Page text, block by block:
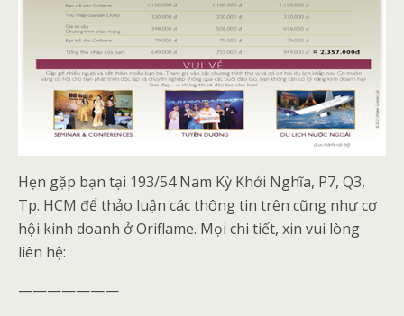
Hẹn gặp bạn tại 193/54 Nam Kỳ Khởi Nghĩa, P7, Q3,
Tp. HCM để thảo luận các thông tin trên cũng như cơ
hội kinh doanh ở Oriflame. Mọi chi tiết, xin vui lòng
liên hệ:
———————